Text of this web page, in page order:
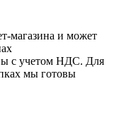
магазина и может
с учетом НДС. Для
мы готовы